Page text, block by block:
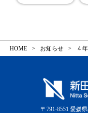
HOME お知らせ ４
〒791-8551 愛媛